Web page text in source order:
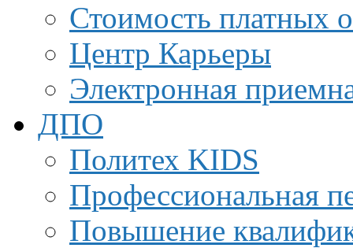
Стоимость платных
Центр Карьеры
Электронная
ДПО
Политех KIDS
Профессиональная
Повышение